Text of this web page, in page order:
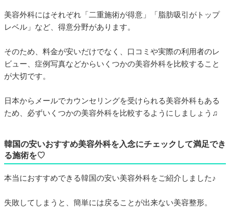
美容外科にはそれぞれ「二重施術が得意」「脂肪吸引がトップ
レベル」など、得意分野があります。
そのため、料金が安いだけでなく、口コミや実際の利用者のレ
ビュー、症例写真などからいくつかの美容外科を比較すること
が大切です。
日本からメールでカウンセリングを受けられる美容外科もある
ため、必ずいくつかの美容外科を比較するようにしましょう♫
韓国の安いおすすめ美容外科を入念にチェックして満足でき
る施術を♡
本当におすすめできる韓国の安い美容外科をご紹介しました♪
失敗してしまうと、簡単には戻ることが出来ない美容整形。